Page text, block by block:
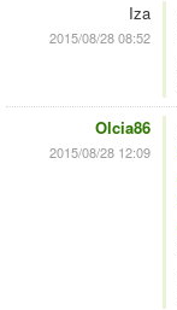
Iza
2015/08/28 08:52
Olcia86
2015/08/28 12:09